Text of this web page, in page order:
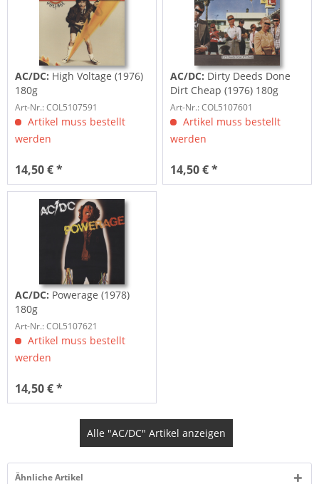
AC/DC: High Voltage (1976)
180g
Art-Nr.: COL5107591
Artikel muss bestellt
werden
14,50 € *
AC/DC: Dirty Deeds Done
Dirt Cheap (1976) 180g
Art-Nr.: COL5107601
Artikel muss bestellt
werden
14,50 € *
AC/DC: Powerage (1978)
180g
Art-Nr.: COL5107621
Artikel muss bestellt
werden
14,50 € *
Alle "AC/DC" Artikel anzeigen
Ähnliche Artikel